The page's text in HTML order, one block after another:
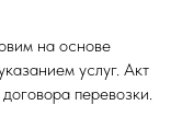
на основе
услуг. Акт
перевозки.